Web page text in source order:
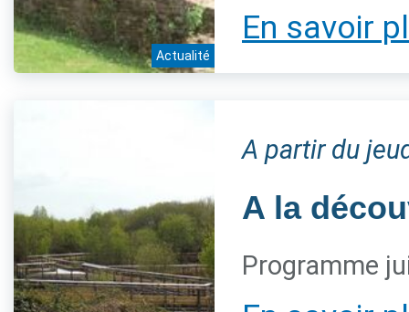
Actualité
En savoir
A partir du
A la
Programme